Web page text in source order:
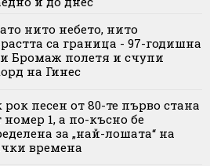
нито небето, нито
са граница - 97-годишна
Бромаж полетя и счупи
на Гинес
рок песен от 80-те първо стана
номер 1, а по-късно бе
за „най-лошата“ на
времена